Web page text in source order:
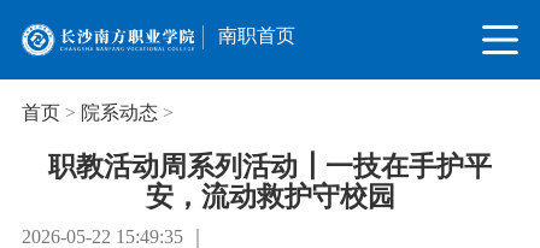
南职首页
首页> 院系动态>
职教活动周系列活动┃一技在手护平
安，流动救护守校园
2026-05-22 15:49:35 ｜